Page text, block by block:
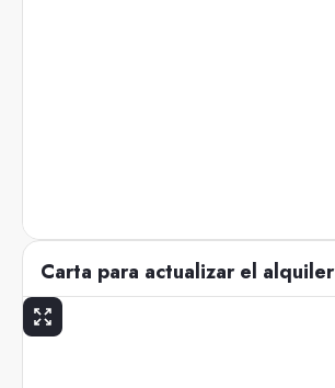
Carta para actualizar el alquiler